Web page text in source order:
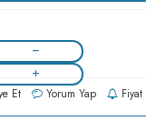
Et Yorum Yap Fiyat